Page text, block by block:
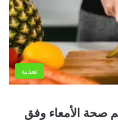
تغذية
صحة الأمعاء وفق